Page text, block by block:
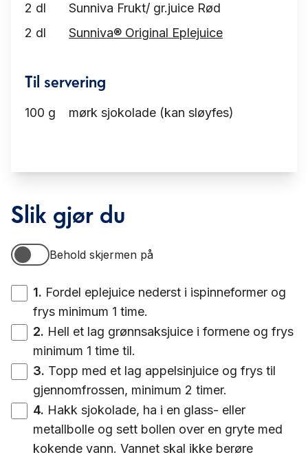
2 dl
Sunniva Frukt/ gr.juice Rød
2 dl Sunniva® Original Eplejuice
Til servering
100 g mørk sjokolade (kan sløyfes)
Slik gjør du
Behold skjermen på
Behold skjermen på
1. Fordel eplejuice nederst i ispinneformer og
frys minimum 1 time.
2. Hell et lag grønnsaksjuice i formene og frys
minimum 1 time til.
3. Topp med et lag appelsinjuice og frys til
gjennomfrossen, minimum 2 timer.
4. Hakk sjokolade, ha i en glass- eller
metallbolle og sett bollen over en gryte med
kokende vann. Vannet skal ikke berøre